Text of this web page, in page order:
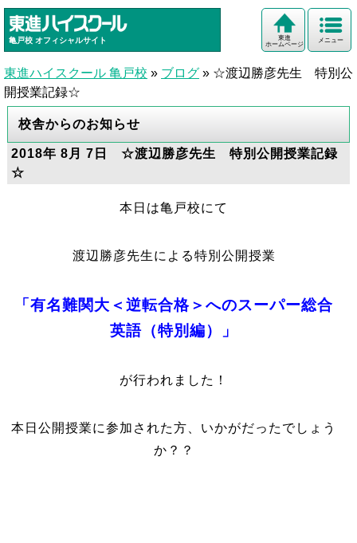
亀戸校 オフィシャルサイト メニュー
東進
ホームページ
東進ハイスクール 亀戸校 » ブログ » ☆渡辺勝彦先生 特別公
開授業記録☆
校舎からのお知らせ
2018年 8月 7日 ☆渡辺勝彦先生 特別公開授業記録
☆
本日は亀戸校にて
渡辺勝彦先生による特別公開授業
「有名難関大＜逆転合格＞へのスーパー総合
英語（特別編）」
が行われました！
本日公開授業に参加された方、いかがだったでしょう
か？？